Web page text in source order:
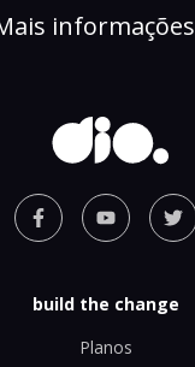
informações
build the change
Planos